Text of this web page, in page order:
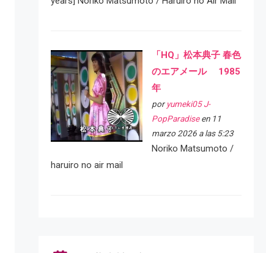
「HQ」松本典子 春色
のエアメール 1985
年
por yumeki05 J-
PopParadiseen 11
marzo 2026 a las 5:23
Noriko Matsumoto /
haruiro no air mail